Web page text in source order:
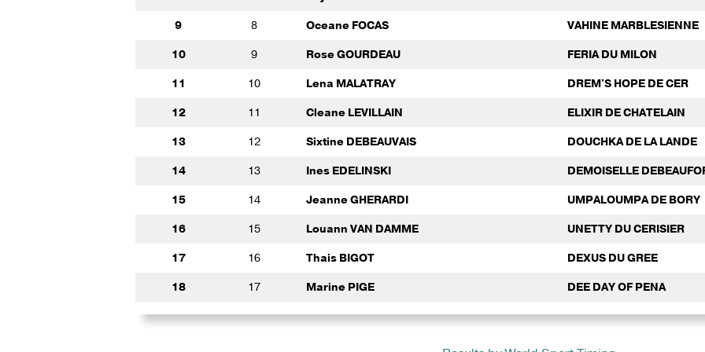
9
8 Oceane FOCAS
VAHINE MARBLESIENNE
10
9 Rose GOURDEAU
FERIA DU MILON
11
10 Lena MALATRAY
DREM'S HOPE DE CER
12
11 Cleane LEVILLAIN
ELIXIR DE CHATELAIN
13
12 Sixtine DEBEAUVAIS
DOUCHKA DE LA LANDE
14
13 Ines EDELINSKI
DEMOISELLE
15
14 Jeanne GHERARDI
UMPALOUMPA DE BORY
16
15 Louann VAN DAMME
UNETTY DU CERISIER
17
16 Thais BIGOT
DEXUS DU GREE
18
17 Marine PIGE DEE DAY OF PENA